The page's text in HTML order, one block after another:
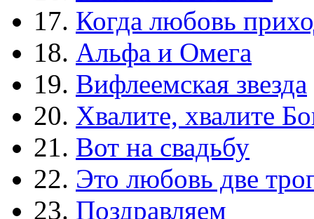
17. Когда любовь
18. Альфа и Омега
19. Вифлеемская звезда
20. Хвалите, хвалите
21. Вот на свадьбу
22. Это любовь две
23. Поздравляем